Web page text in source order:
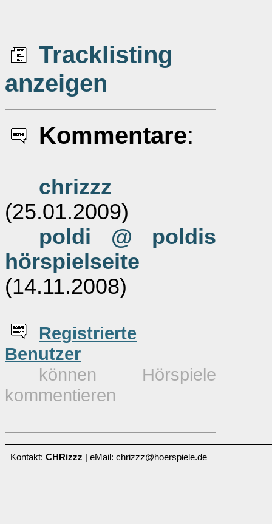
Tracklisting
anzeigen
Kommentare:
chrizzz
(25.01.2009)
poldi @ poldis
hörspielseite
(14.11.2008)
Registrierte
Benutzer
können Hörspiele
kommentieren
Kontakt: CHRizzz | eMail: chrizzz@hoerspiele.de